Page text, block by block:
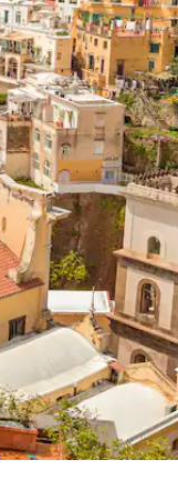
die Ergebnisse